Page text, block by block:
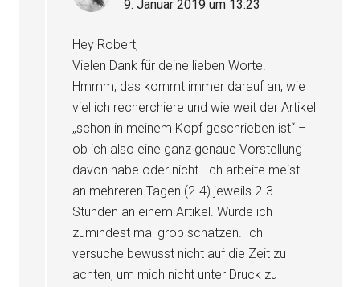
9. Januar 2019 um 13:23
Hey Robert,
Vielen Dank für deine lieben Worte!
Hmmm, das kommt immer darauf an, wie
viel ich recherchiere und wie weit der Artikel
„schon in meinem Kopf geschrieben ist“ –
ob ich also eine ganz genaue Vorstellung
davon habe oder nicht. Ich arbeite meist
an mehreren Tagen (2-4) jeweils 2-3
Stunden an einem Artikel. Würde ich
zumindest mal grob schätzen. Ich
versuche bewusst nicht auf die Zeit zu
achten, um mich nicht unter Druck zu